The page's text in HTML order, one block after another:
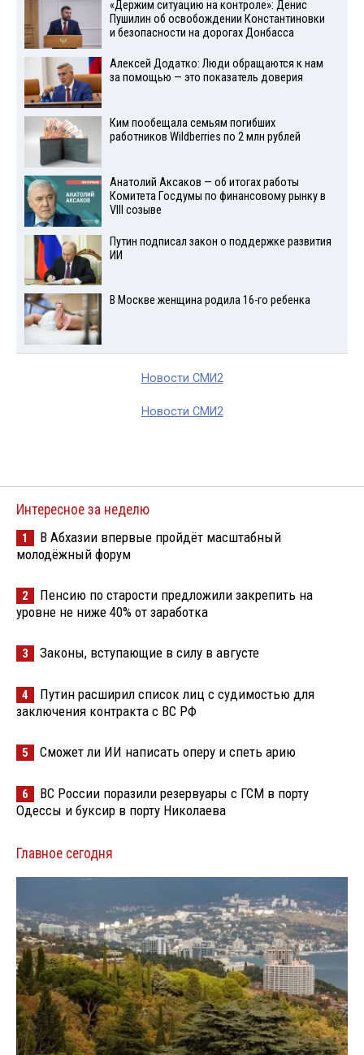
«Держим ситуацию на контроле»: Денис
Пушилин об освобождении Константиновки
и безопасности на дорогах Донбасса
Алексей Додатко: Люди обращаются к нам
за помощью — это показатель доверия
Ким пообещала семьям погибших
работников Wildberries по 2 млн рублей
Анатолий Аксаков — об итогах работы
Комитета Госдумы по финансовому рынку в
VIII созыве
Путин подписал закон о поддержке развития
ИИ
В Москве женщина родила 16-го ребенка
Новости СМИ2
Новости СМИ2
Интересное за неделю
1
В Абхазии впервые пройдёт масштабный
молодёжный форум
2
Пенсию по старости предложили закрепить на
уровне не ниже 40% от заработка
3 Законы, вступающие в силу в августе
4
Путин расширил список лиц с судимостью для
заключения контракта с ВС РФ
5 Сможет ли ИИ написать оперу и спеть арию
6
ВС России поразили резервуары с ГСМ в порту
Одессы и буксир в порту Николаева
Главное сегодня